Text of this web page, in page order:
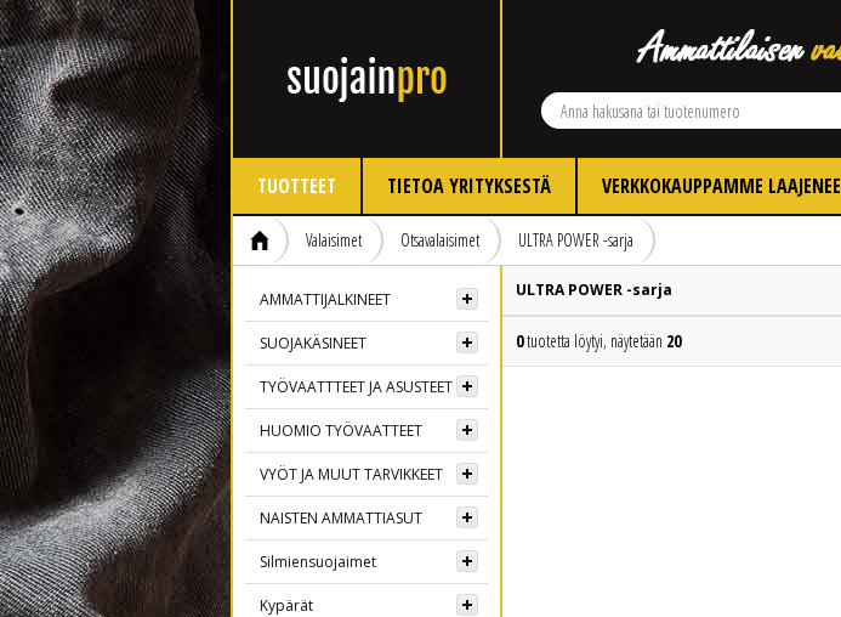
TUOTTEET TIETOA YRITYKSESTÄ VERKKOKAUPPAMME LAAJENEE
Valaisimet Otsavalaisimet ULTRA POWER -sarja
AMMATTIJALKINEET
SUOJAKÄSINEET
TYÖVAATTTEET JA ASUSTEET
HUOMIO TYÖVAATTEET
VYÖT JA MUUT TARVIKKEET
NAISTEN AMMATTIASUT
Silmiensuojaimet
Kypärät
ULTRA POWER -sarja
0tuotetta löytyi, näytetään 20Edellinen